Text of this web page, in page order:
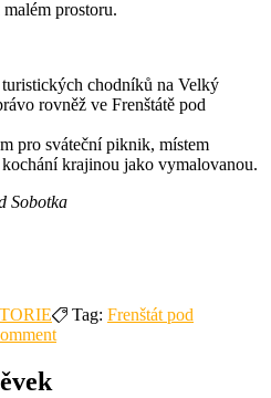
prostoru.
chodníků na Velký
rovněž ve Frenštátě pod
pro sváteční piknik, místem
krajinou jako vymalovanou.
Sobotka
Tag: Frenštát pod